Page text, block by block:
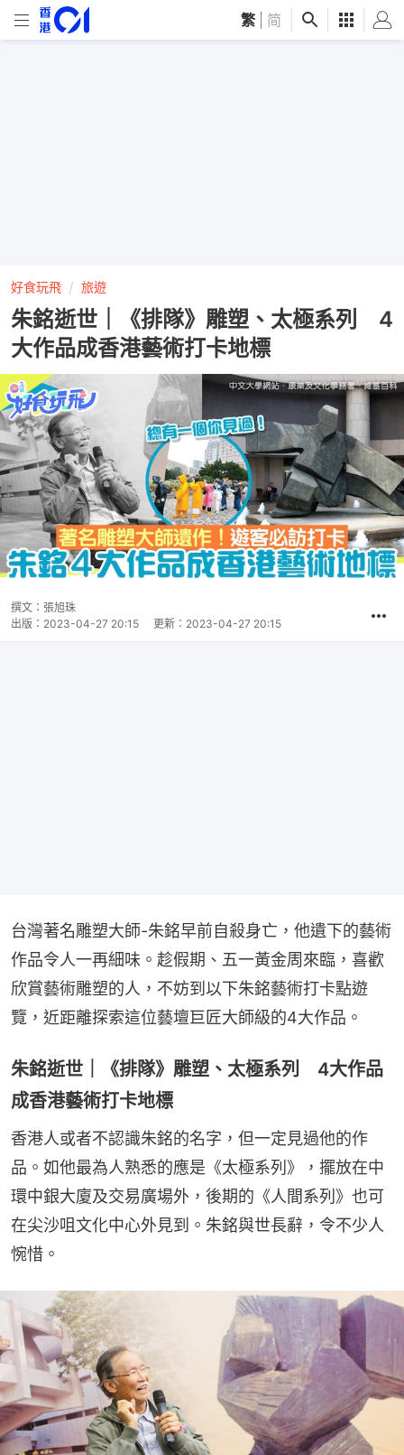
繁 简
好食玩飛 旅遊
朱銘逝世｜《排隊》雕塑、太極系列 4
大作品成香港藝術打卡地標
撰文： 張旭珠
出版： 2023-04-27 20:15 更新： 2023-04-27 20:15
台灣著名雕塑大師-朱銘早前自殺身亡，他遺下的藝術
作品令人一再細味。趁假期、五一黃金周來臨，喜歡
欣賞藝術雕塑的人，不妨到以下朱銘藝術打卡點遊
覽，近距離探索這位藝壇巨匠大師級的4大作品。
朱銘逝世｜《排隊》雕塑、太極系列 4大作品
成香港藝術打卡地標
香港人或者不認識朱銘的名字，但一定見過他的作
品。如他最為人熟悉的應是《太極系列》，擺放在中
環中銀大廈及交易廣場外，後期的《人間系列》也可
在尖沙咀文化中心外見到。朱銘與世長辭，令不少人
惋惜。